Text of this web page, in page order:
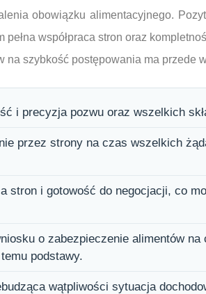
obowiązku alimentacyjnego.
pełna współpraca stron oraz
na szybkość postępowania ma przede
i precyzja pozwu oraz wszelkich
przez strony na czas wszelkich
stron i gotowość do negocjacji, co
o zabezpieczenie alimentów
podstawy.
wątpliwości sytuacja